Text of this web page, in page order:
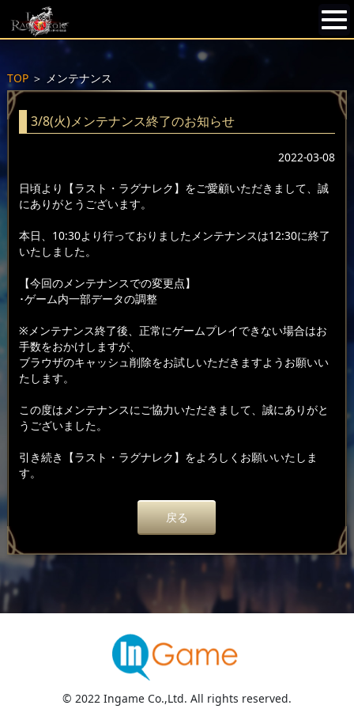
TOP＞ メンテナンス
3/8(火)メンテナンス終了のお知らせ
2022-03-08
日頃より【ラスト・ラグナレク】をご愛顧いただきまして、誠
にありがとうございます。
本日、10:30より行っておりましたメンテナンスは12:30に終了
いたしました。
【今回のメンテナンスでの変更点】
･ゲーム内一部データの調整
※メンテナンス終了後、正常にゲームプレイできない場合はお
手数をおかけしますが、
ブラウザのキャッシュ削除をお試しいただきますようお願いい
たします。
この度はメンテナンスにご協力いただきまして、誠にありがと
うございました。
引き続き【ラスト・ラグナレク】をよろしくお願いいたしま
す。
戻る
© 2022 Ingame Co.,Ltd. All rights reserved.